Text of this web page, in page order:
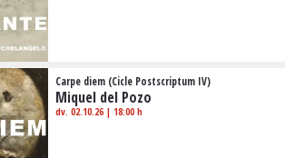
Carpe diem (Cicle Postscriptum IV)
Miquel del Pozo
dv. 02.10.26| 18:00 h